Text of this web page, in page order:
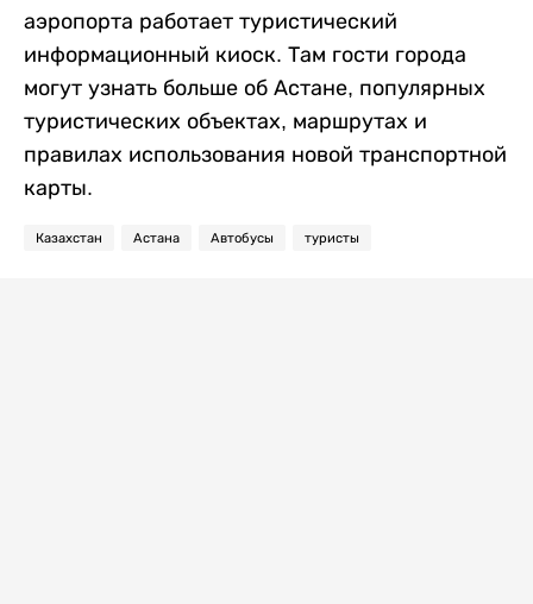
аэропорта работает туристический
информационный киоск. Там гости города
могут узнать больше об Астане, популярных
туристических объектах, маршрутах и
правилах использования новой транспортной
карты.
Казахстан Астана Автобусы туристы